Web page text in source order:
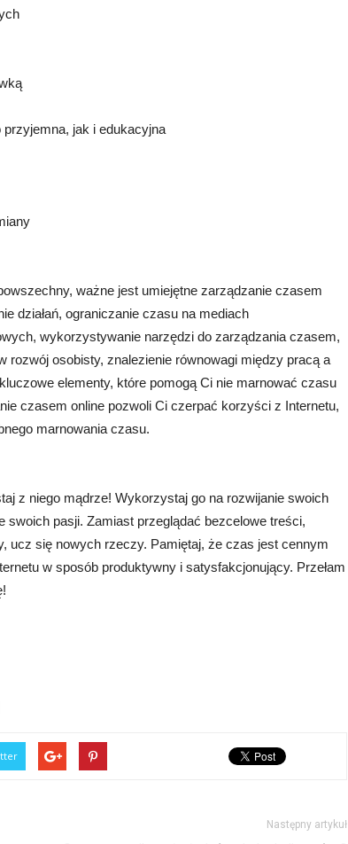
jak i edukacyjna
ważne jest umiejętne zarządzanie czasem
działań, ograniczanie czasu na mediach
wykorzystywanie narzędzi do zarządzania czasem,
osobisty, znalezienie równowagi między pracą a
elementy, które pomogą Ci nie marnować czasu
czasem online pozwoli Ci czerpać korzyści z Internetu,
marnowania czasu.
z niego mądrze! Wykorzystaj go na rozwijanie swoich
swoich pasji. Zamiast przeglądać bezcelowe treści,
ucz się nowych rzeczy. Pamiętaj, że czas jest cennym
w sposób produktywny i satysfakcjonujący. Przełam
Następny artykuł